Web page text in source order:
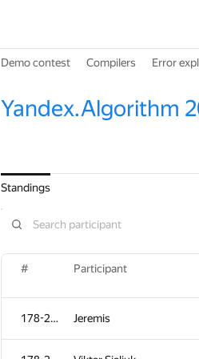
Demo contest Compilers Error
Yandex.Algorithm
Standings
# Participant
178-265 Jeremis
# Participant
178-265 Jeremis